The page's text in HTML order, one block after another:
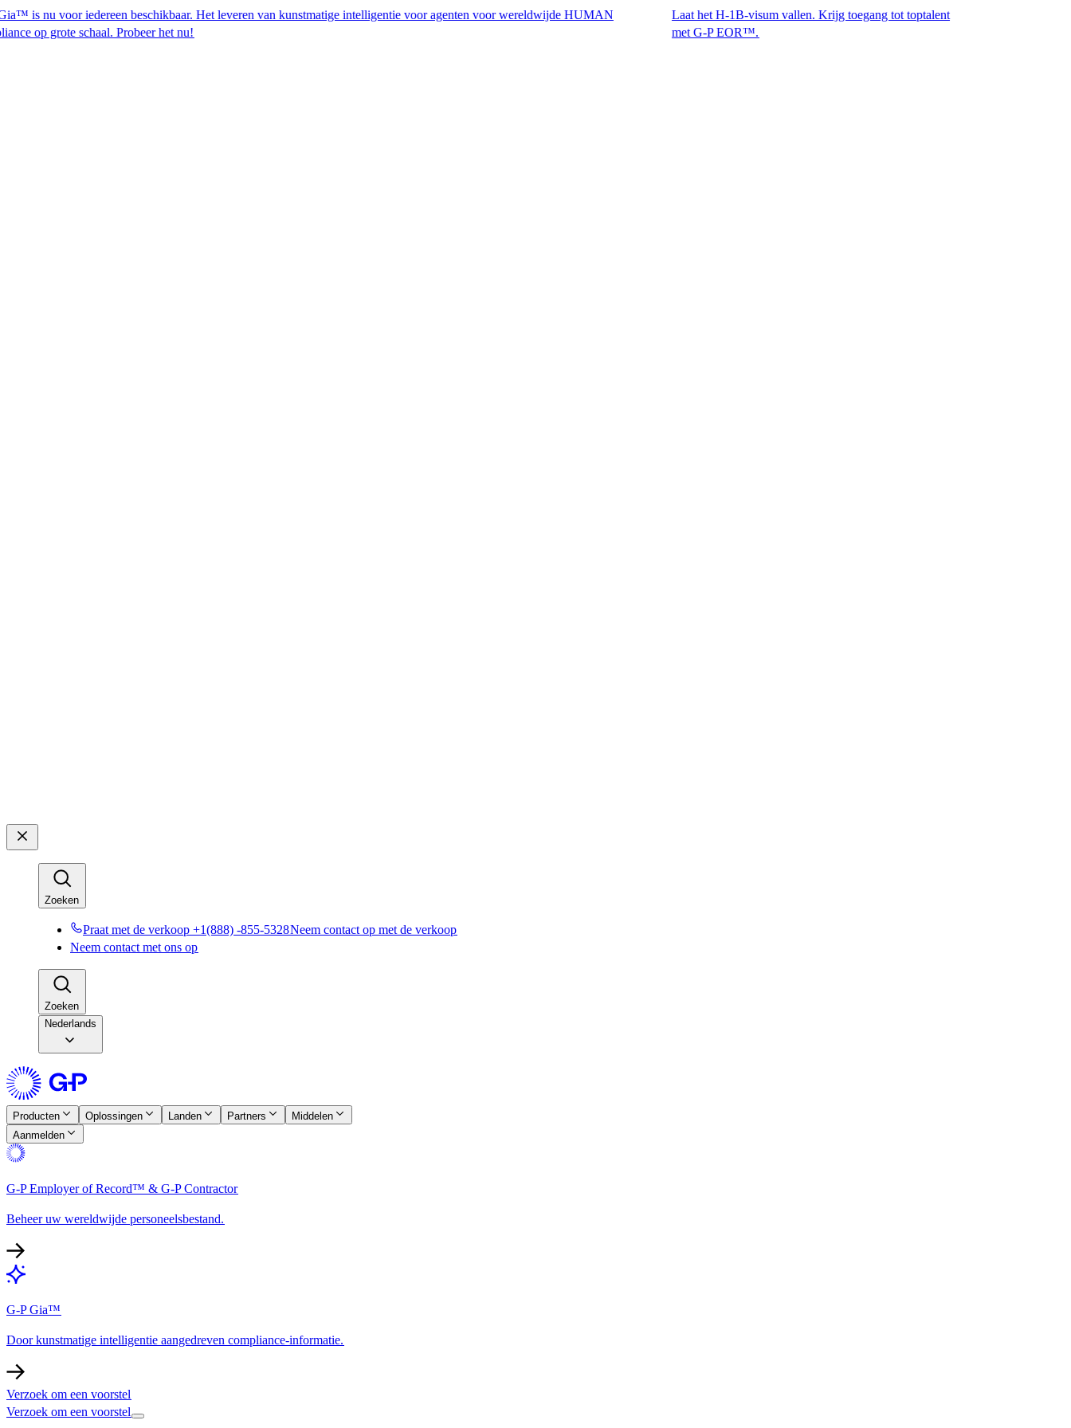
iedereen beschikbaar. Het leveren van kunstmatige intelligentie voor agenten voor wereldwijde HUMAN
schaal. Probeer het nu!​​
Laat het H-1B-visum vallen. Krijg toegang tot toptalent
met G-P EOR™.​​
Zoeken​​
Praat met de verkoop +1(888) -855-5328​​Neem contact op met de verkoop​​
Neem contact met ons op​​
Zoeken​​
Nederlands
Producten​​ Oplossingen​​ Landen​​ Partners​​
Middelen​​
Aanmelden​​
G-P Employer of Record™ & G-P Contractor​​
Beheer uw wereldwijde personeelsbestand.​​
G-P Gia™​​
Door kunstmatige intelligentie aangedreven compliance-informatie.​​
Verzoek om een voorstel​​
Verzoek om een voorstel​​